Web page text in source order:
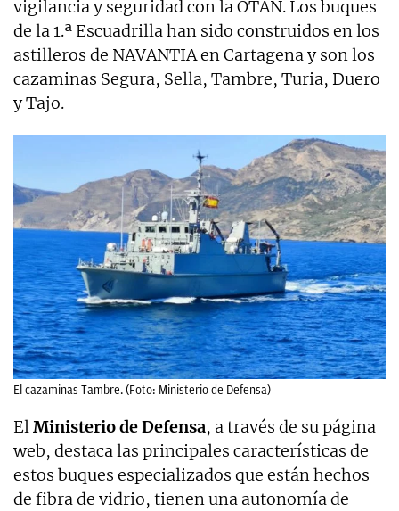
vigilancia y seguridad con la OTAN. Los buques
de la 1.ª Escuadrilla han sido construidos en los
astilleros de NAVANTIA en Cartagena y son los
cazaminas Segura, Sella, Tambre, Turia, Duero
y Tajo.
El cazaminas Tambre. (Foto: Ministerio de Defensa)
ElMinisterio de Defensa, a través de su página
web, destaca las principales características de
estos buques especializados que están hechos
de fibra de vidrio, tienen una autonomía de